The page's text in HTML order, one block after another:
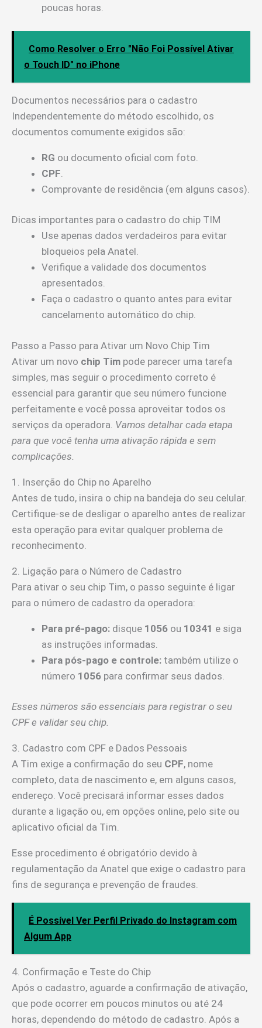
poucas horas.
Como Resolver o Erro "Não Foi Possível Ativar
o Touch ID" no iPhone
Documentos necessários para o cadastro
Independentemente do método escolhido, os
documentos comumente exigidos são:
RG ou documento oficial com foto.
CPF
Comprovante de residência (em alguns casos).
Dicas importantes para o cadastro do chip TIM
Use apenas dados verdadeiros para evitar
bloqueios pela Anatel.
Verifique a validade dos documentos
apresentados.
Faça o cadastro o quanto antes para evitar
cancelamento automático do chip.
Passo a Passo para Ativar um Novo Chip Tim
Ativar um novo chip Tim pode parecer uma tarefa
simples, mas seguir o procedimento correto é
essencial para garantir que seu número funcione
perfeitamente e você possa aproveitar todos os
serviços da operadora. Vamos detalhar cada etapa
para que você tenha uma ativação rápida e sem
complicações.
1. Inserção do Chip no Aparelho
Antes de tudo, insira o chip na bandeja do seu celular.
Certifique-se de desligar o aparelho antes de realizar
esta operação para evitar qualquer problema de
reconhecimento.
2. Ligação para o Número de Cadastro
Para ativar o seu chip Tim, o passo seguinte é ligar
para o número de cadastro da operadora:
Para pré-pago: disque 1056 ou 10341 e siga
as instruções informadas.
Para pós-pago e controle: também utilize o
número 1056 para confirmar seus dados.
Esses números são essenciais para registrar o seu
CPF e validar seu chip.
3. Cadastro com CPF e Dados Pessoais
A Tim exige a confirmação do seu CPF, nome
completo, data de nascimento e, em alguns casos,
endereço. Você precisará informar esses dados
durante a ligação ou, em opções online, pelo site ou
aplicativo oficial da Tim.
Esse procedimento é obrigatório devido à
regulamentação da Anatel que exige o cadastro para
fins de segurança e prevenção de fraudes.
É Possível Ver Perfil Privado do Instagram com
Algum App
4. Confirmação e Teste do Chip
Após o cadastro, aguarde a confirmação de ativação,
que pode ocorrer em poucos minutos ou até 24
horas, dependendo do método de cadastro. Após a